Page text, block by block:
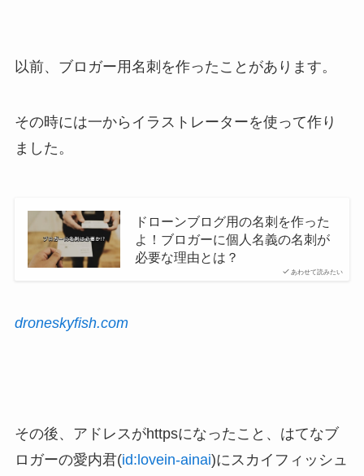
以前、ブロガー用名刺を作ったことがあります。
その時には一からイラストレーターを使って作り
ました。
あわせて読みたい
ドローンブログ用の名刺を作った
よ！ブロガーに個人名義の名刺が
必要な理由とは？
droneskyfish.com
その後、アドレスがhttpsになったこと、はてなブ
ロガーの愛内君(id:lovein-ainai)にスカイフィッシュ